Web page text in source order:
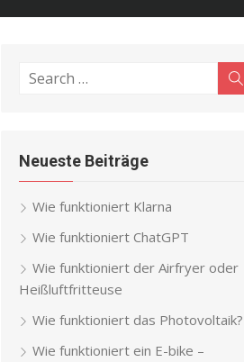
Search
Neueste Beiträge
Wie funktioniert Klarna
Wie funktioniert ChatGPT
Wie funktioniert der Airfryer oder
Heißluftfritteuse
Wie funktioniert das Photovoltaik?
Wie funktioniert ein E-bike –